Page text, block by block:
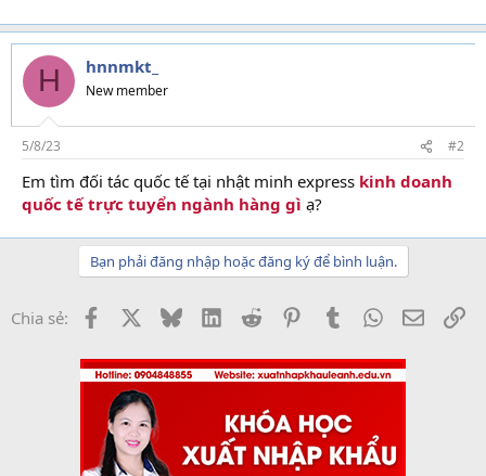
H hnnmkt_
New member
5/8/23 #2
Em tìm đối tác quốc tế tại nhật minh express kinh doanh
quốc tế trực tuyển ngành hàng gì ạ?
Bạn phải đăng nhập hoặc đăng ký để bình luận.
Chia sẻ: Facebook BlueskyLinkedInReddit PinterestTumblrWhatsApp
Email